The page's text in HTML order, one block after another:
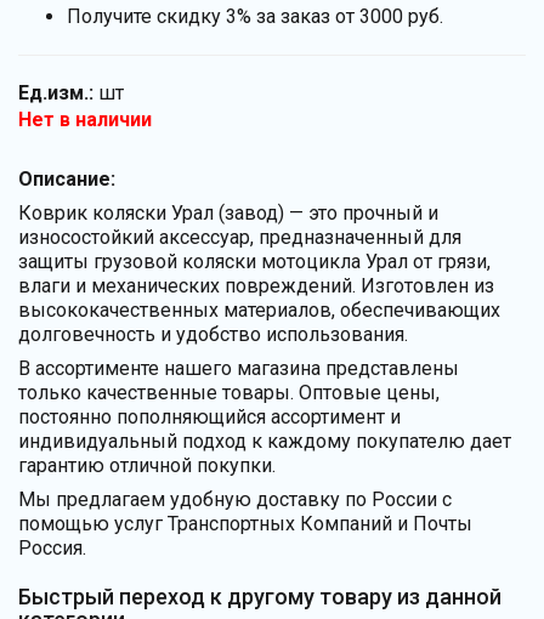
Получите скидку 3% за заказ от 3000 руб.
Ед.изм.: шт
Нет в наличии
Описание:
Коврик коляски Урал (завод) — это прочный и
износостойкий аксессуар, предназначенный для
защиты грузовой коляски мотоцикла Урал от грязи,
влаги и механических повреждений. Изготовлен из
высококачественных материалов, обеспечивающих
долговечность и удобство использования.
В ассортименте нашего магазина представлены
только качественные товары. Оптовые цены,
постоянно пополняющийся ассортимент и
индивидуальный подход к каждому покупателю дает
гарантию отличной покупки.
Мы предлагаем удобную доставку по России с
помощью услуг Транспортных Компаний и Почты
Россия.
Быстрый переход к другому товару из данной